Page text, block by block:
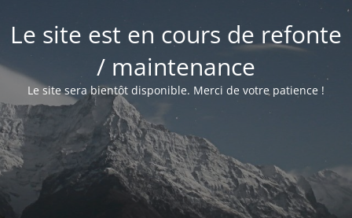
Le site est en cours de refonte
/ maintenance
Le site sera bientôt disponible. Merci de votre patience !